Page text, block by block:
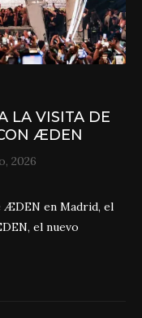
LA VISITA DE
ÆDEN
2026
ÆDEN en Madrid, el
el nuevo